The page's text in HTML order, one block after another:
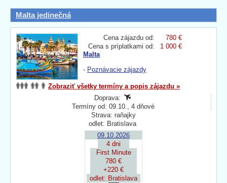
Malta jedinečná
Cena zájazdu od:
780 €
Cena s príplatkami od:
1 000 €
Malta
- Poznávacie zájazdy
Zobraziť všetky termíny a popis zájazdu »
Doprava:
Termíny od: 09.10., 4 dňové
Strava: raňajky
odlet: Bratislava
09.10.2026
4 dni
First Minute
780 €
+220 €
odlet: Bratislava